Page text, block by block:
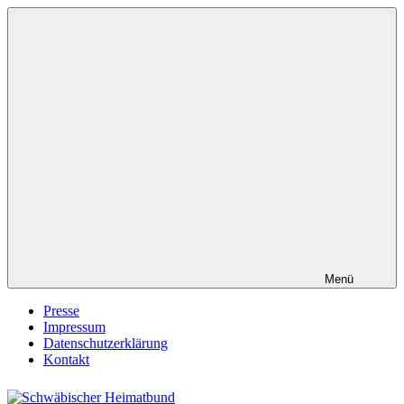
Zum
Menü
Presse
Impressum
Datenschutzerklärung
Kontakt